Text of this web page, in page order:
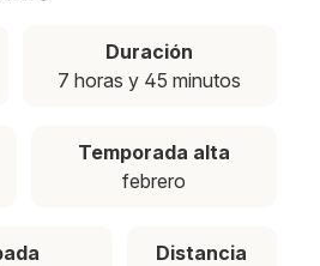
Duración
7 horas y 45 minutos
Temporada alta
febrero
Distancia